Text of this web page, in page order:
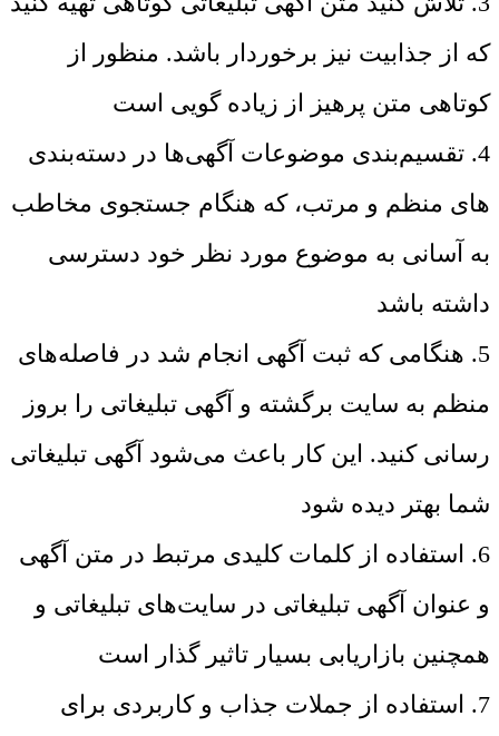
که از جذابیت نیز برخوردار باشد. منظور از
کوتاهی متن پرهیز از زیاده گویی است
4. تقسیم‌بندی موضوعات آگهی‌ها در دسته‌بندی
های منظم و مرتب، که هنگام جستجوی مخاطب
به آسانی به موضوع مورد نظر خود دسترسی
داشته باشد
5. هنگامی که ثبت آگهی انجام شد در فاصله‌های
منظم به سایت برگشته و آگهی تبلیغاتی را بروز
رسانی کنید. این کار باعث می‌شود آگهی تبلیغاتی
شما بهتر دیده شود
6. استفاده از کلمات کلیدی مرتبط در متن آگهی
و عنوان آگهی تبلیغاتی در سایت‌های تبلیغاتی و
همچنین بازاریابی بسیار تاثیر گذار است
7. استفاده از جملات جذاب و کاربردی برای